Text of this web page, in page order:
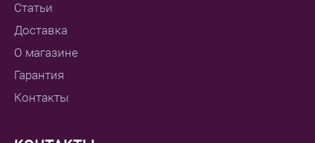
Статьи
Доставка
О магазине
Гарантия
Контакты